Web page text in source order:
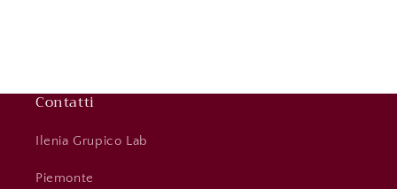
Contatti
Ilenia Grupico Lab
Piemonte